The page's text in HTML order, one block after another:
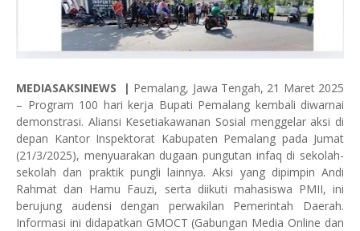
MEDIASAKSINEWS | Pemalang, Jawa Tengah, 21 Maret 2025
– Program 100 hari kerja Bupati Pemalang kembali diwarnai
demonstrasi. Aliansi Kesetiakawanan Sosial menggelar aksi di
depan Kantor Inspektorat Kabupaten Pemalang pada Jumat
(21/3/2025), menyuarakan dugaan pungutan infaq di sekolah-
sekolah dan praktik pungli lainnya. Aksi yang dipimpin Andi
Rahmat dan Hamu Fauzi, serta diikuti mahasiswa PMII, ini
berujung audensi dengan perwakilan Pemerintah Daerah.
Informasi ini didapatkan GMOCT (Gabungan Media Online dan